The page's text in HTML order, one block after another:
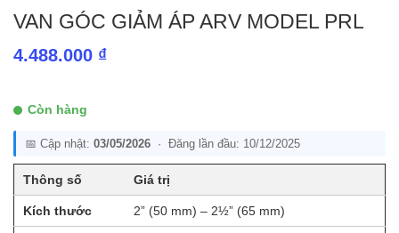
VAN GÓC GIẢM ÁP ARV MODEL PRL
4.488.000 ₫
Còn hàng
📅 Cập nhật: 03/05/2026 · Đăng lần đầu: 10/12/2025
Thông số Giá trị
Kích thước 2” (50 mm) – 2½” (65 mm)